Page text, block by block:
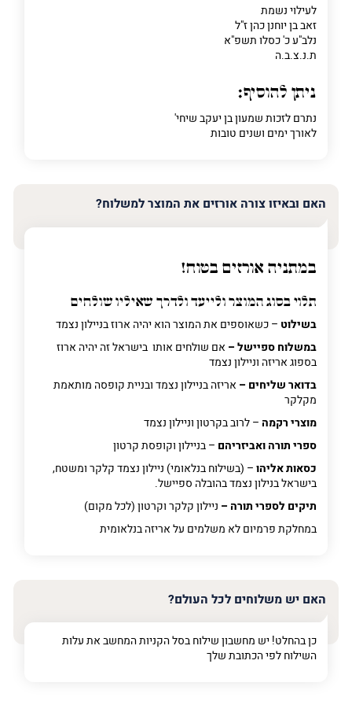
לעילוי נשמת
זאב בן יוחנן כהן ז"ל
נלב"ע כ' כסלו תשפ"א
ת.נ.צ.ב.ה
ניתן להוסיף:
נתרם לזכות שמעון בן יעקב שיחי'
לאורך ימים ושנים טובות
האם ובאיזו צורה אורזים את המוצר למשלוח?
במתניה אורזים בטוח!
תלוי בסוג המוצר ולייעד ולדרך שאיליו שולחים
בשילוט – כשאוספים את המוצר הוא יהיה ארוז בניילון נצמד
במשלוח ספיישל – אם שולחים אותו בישראל זה יהיה ארוז
בספוג אריזה וניילון נצמד
בדואר שליחים – אריזה בניילון נצמד ובניית קופסה מותאמת
מקלקר
מוצרי רקמה – לרוב בקרטון וניילון נצמד
ספרי תורה ואביזריהם – בניילון וקופסת קרטון
כסאות אליהו– (בשילוח בנלאומי) ניילון נצמד קלקר ומשטח,
בישראל בנילון נצמד בהובלה ספיישל.
תיקים לספרי תורה – ניילון קלקר וקרטון (לכל מקום)
במחלקת פרמיוםלא משלמים על אריזה בנלאומית
האם יש משלוחים לכל העולם?
כן בהחלט! יש מחשבון שילוח בסל הקניות המחשב את עלות
השילוח לפי הכתובת שלך